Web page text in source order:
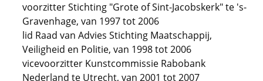
voorzitter Stichting "Grote of Sint-Jacobskerk" te 's-
Gravenhage, van 1997 tot 2006
lid Raad van Advies Stichting Maatschappij,
Veiligheid en Politie, van 1998 tot 2006
vicevoorzitter Kunstcommissie Rabobank
Nederland te Utrecht, van 2001 tot 2007